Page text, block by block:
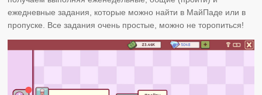
ежедневные задания, которые можно найти в МайПаде или в
пропуске. Все задания очень простые, можно не торопиться!